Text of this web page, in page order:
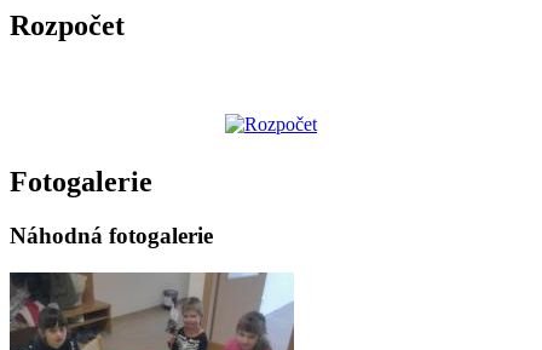
Rozpočet
Fotogalerie
Náhodná fotogalerie